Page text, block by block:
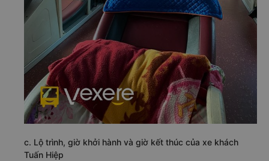
c. Lộ trình, giờ khởi hành và giờ kết thúc của xe khách
Tuấn Hiệp